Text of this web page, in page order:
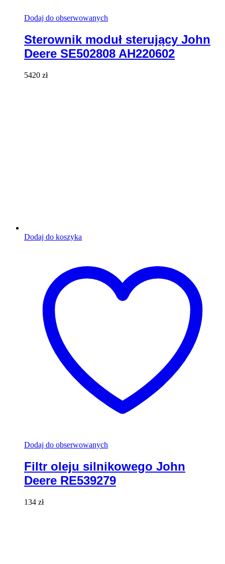
Dodaj do obserwowanych
Sterownik moduł sterujący John
Deere SE502808 AH220602
5420 zł
Dodaj do koszyka
Dodaj do obserwowanych
Filtr oleju silnikowego John
Deere RE539279
134 zł